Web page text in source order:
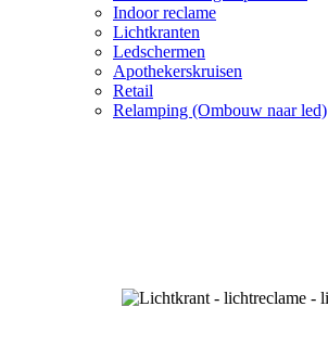
Indoor reclame
Lichtkranten
Ledschermen
Apothekerskruisen
Retail
Relamping (Ombouw naar led)